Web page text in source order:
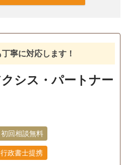
寧に対応します！
シス・パートナー
初回相談無料
政書士提携